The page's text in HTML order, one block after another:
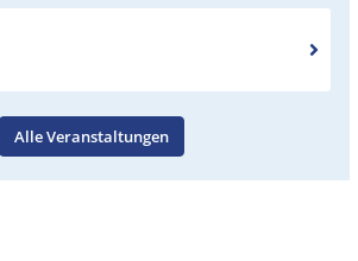
Alle Veranstaltungen